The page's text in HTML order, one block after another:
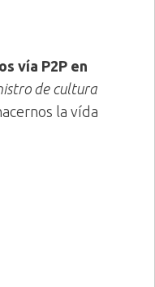
vía P2P en
de cultura
la vída